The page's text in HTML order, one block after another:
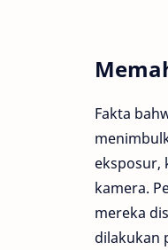
Fakta
eksposur,
kamera.
mereka
dilakukan